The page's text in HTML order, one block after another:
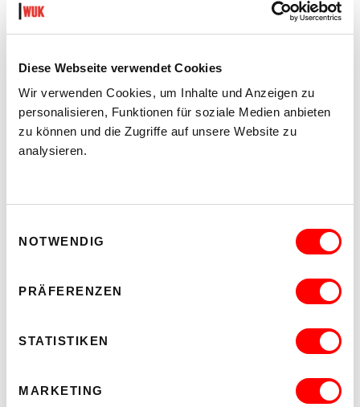
Diese Webseite verwendet Cookies
Wir verwenden Cookies, um Inhalte und Anzeigen zu
personalisieren, Funktionen für soziale Medien anbieten
zu können und die Zugriffe auf unsere Website zu
analysieren.
NOTWENDIG
PRÄFERENZEN
STATISTIKEN
MARKETING
Es ist viel passiert und es wird nicht langweilig! Das
Beratungsangebot der
hat sich
Am 8. November laden wir am Tag der offenen Tür in der
Bräuhausgasse ein, unsere Erfahrungen, Herausforderungen
und Methoden zu teilen und kennenzulernen.
Auf
teilen
Auf
teilen
GEFÖRDERT VON: